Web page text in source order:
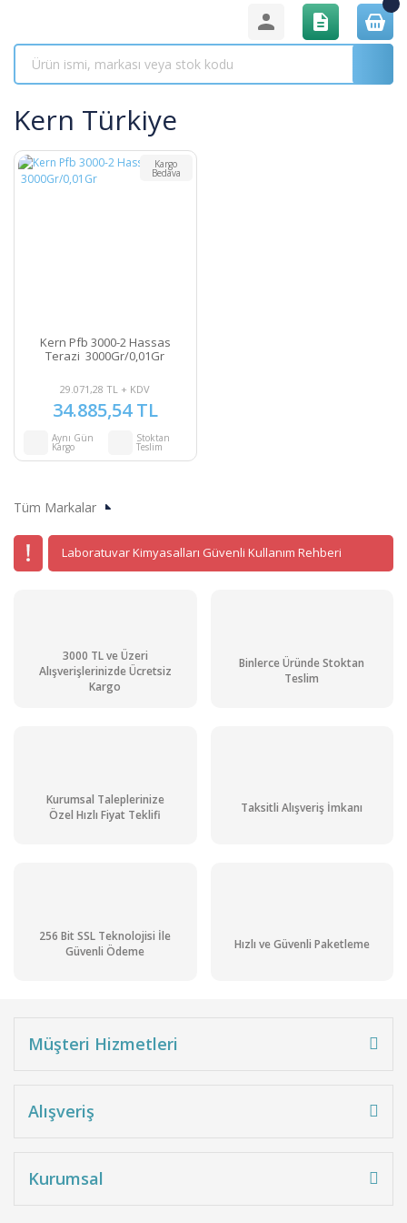
Kern Türkiye
Kargo
Bedava
Kern Pfb 3000-2 Hassas
Terazi 3000Gr/0,01Gr
29.071,28 TL + KDV
34.885,54 TL
Aynı Gün
Kargo
Stoktan
Teslim
Tüm Markalar
Laboratuvar Kimyasalları Güvenli Kullanım Rehberi
3000 TL ve Üzeri
Alışverişlerinizde Ücretsiz
Kargo
Binlerce Üründe Stoktan
Teslim
Kurumsal Taleplerinize
Özel Hızlı Fiyat Teklifi
Taksitli Alışveriş İmkanı
256 Bit SSL Teknolojisi İle
Güvenli Ödeme
Hızlı ve Güvenli Paketleme
Müşteri Hizmetleri
Alışveriş
Kurumsal